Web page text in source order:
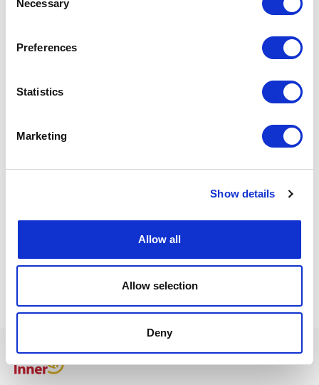
Selection
Necessary
Preferences
Statistics
Marketing
Show details
Allow all
Allow selection
Deny
9001 ZJ Grou
Heb je vragen of wil je een Gratis NLP Experience?